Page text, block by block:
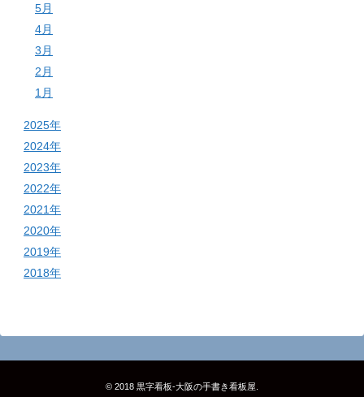
5月
4月
3月
2月
1月
2025年
2024年
2023年
2022年
2021年
2020年
2019年
2018年
© 2018 黒字看板‐大阪の手書き看板屋